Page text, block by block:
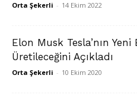
Orta Şekerli - 14 Ekim 2022
Elon Musk Tesla’nın Yeni
Üretileceğini Açıkladı
Orta Şekerli - 10 Ekim 2020